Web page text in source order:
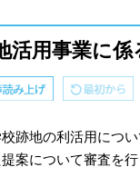
活用事業に
跡地の利活用につ
案について審査を